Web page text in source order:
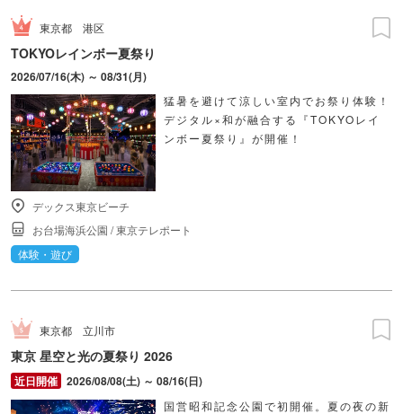
東京都 港区
TOKYOレインボー夏祭り
2026/07/16(木) ～ 08/31(月)
猛暑を避けて涼しい室内でお祭り体験！
デジタル×和が融合する『TOKYOレイ
ンボー夏祭り』が開催！
デックス東京ビーチ
お台場海浜公園 /東京テレポート
体験・遊び
東京都 立川市
東京 星空と光の夏祭り 2026
2026/08/08(土) ～ 08/16(日)
国営昭和記念公園で初開催。夏の夜の新